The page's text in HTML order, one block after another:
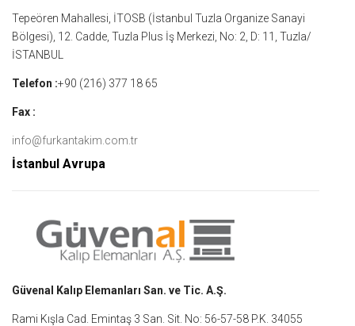
Tepeören Mahallesi, İTOSB (İstanbul Tuzla Organize Sanayi
Bölgesi), 12. Cadde, Tuzla Plus İş Merkezi, No: 2, D: 11, Tuzla/
İSTANBUL
Telefon :+90 (216) 377 18 65
Fax :
info@furkantakim.com.tr
İstanbul Avrupa
Güvenal Kalıp Elemanları San. ve Tic. A.Ş.
Rami Kışla Cad. Emintaş 3 San. Sit. No: 56-57-58 P.K. 34055